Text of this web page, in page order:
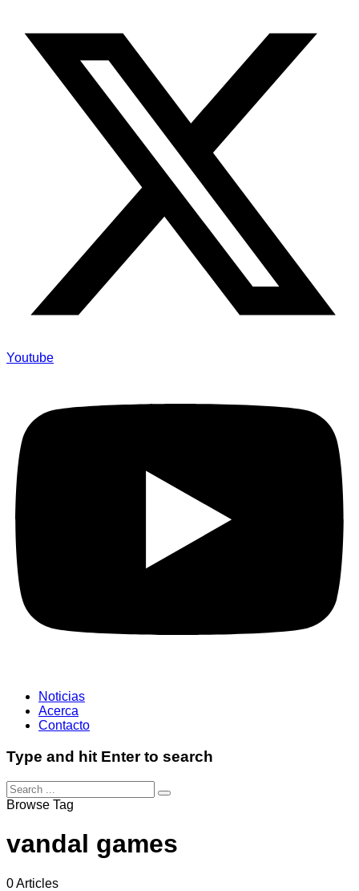
Youtube
Noticias
Acerca
Contacto
Type and hit Enter to search
Browse Tag
vandal games
0 Articles